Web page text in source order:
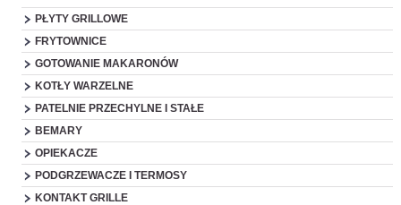
PŁYTY GRILLOWE
FRYTOWNICE
GOTOWANIE MAKARONÓW
KOTŁY WARZELNE
PATELNIE PRZECHYLNE I STAŁE
BEMARY
OPIEKACZE
PODGRZEWACZE I TERMOSY
KONTAKT GRILLE